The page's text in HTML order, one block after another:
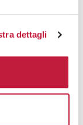
dettagli